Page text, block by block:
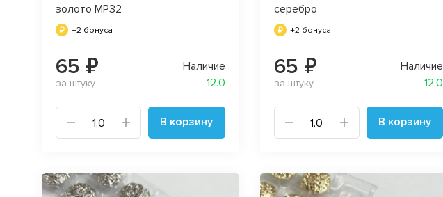
золото MP32
+2 бонуса
65 ₽
за штуку
Наличие
12.0
В корзину
серебро
+2 бонуса
65 ₽
за штуку
Наличие
12.0
В корзину